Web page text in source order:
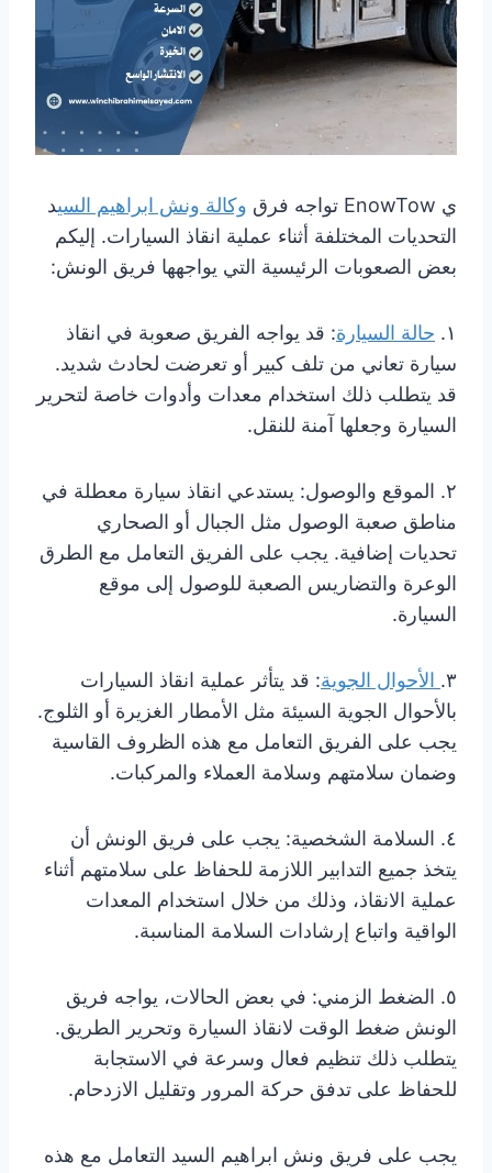
ي EnowTow تواجه فرق وكالة ونش ابراهيم السيد
التحديات المختلفة أثناء عملية انقاذ السيارات. إليكم
بعض الصعوبات الرئيسية التي يواجهها فريق الونش:
١. حالة السيارة: قد يواجه الفريق صعوبة في انقاذ
سيارة تعاني من تلف كبير أو تعرضت لحادث شديد.
قد يتطلب ذلك استخدام معدات وأدوات خاصة لتحرير
السيارة وجعلها آمنة للنقل.
٢. الموقع والوصول: يستدعي انقاذ سيارة معطلة في
مناطق صعبة الوصول مثل الجبال أو الصحاري
تحديات إضافية. يجب على الفريق التعامل مع الطرق
الوعرة والتضاريس الصعبة للوصول إلى موقع
السيارة.
٣. الأحوال الجوية: قد يتأثر عملية انقاذ السيارات
بالأحوال الجوية السيئة مثل الأمطار الغزيرة أو الثلوج.
يجب على الفريق التعامل مع هذه الظروف القاسية
وضمان سلامتهم وسلامة العملاء والمركبات.
٤. السلامة الشخصية: يجب على فريق الونش أن
يتخذ جميع التدابير اللازمة للحفاظ على سلامتهم أثناء
عملية الانقاذ، وذلك من خلال استخدام المعدات
الواقية واتباع إرشادات السلامة المناسبة.
٥. الضغط الزمني: في بعض الحالات، يواجه فريق
الونش ضغط الوقت لانقاذ السيارة وتحرير الطريق.
يتطلب ذلك تنظيم فعال وسرعة في الاستجابة
للحفاظ على تدفق حركة المرور وتقليل الازدحام.
يجب على فريق ونش ابراهيم السيد التعامل مع هذه